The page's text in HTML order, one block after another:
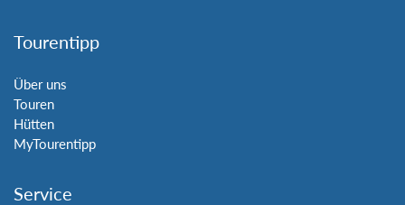
Tourentipp
Über uns
Touren
Hütten
MyTourentipp
Service